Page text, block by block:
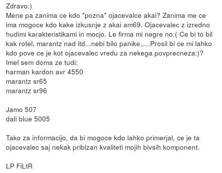
Zdravo:)
Mene pa zanima ce kdo "pozna" ojacevalce akai? Zanima me ce
ima mogoce kdo kake izkusnje z akai am69. Ojacevalec z izredno
hudimi karakteristikami in mocjo. Le firma mi negre no:( Ce bi to bil
kak rotel, marantz nad itd...nebi bilo panike,....Prosil bi ce mi lahko
kdo pove ce je kot ojacevalec vredu za nekega povprecneza:)?
Imel sem doma ze tudi:
harman kardon avr 4550
marantz sr65
marantz sr96
Jamo 507
dali blue 5005
Tako za informacijo, da bi mogoce kdo lahko primerjal, ce je ta
ojacevalec saj nekak priblzan kvaliteti mojih bivsih komponent.
LP FiLtR